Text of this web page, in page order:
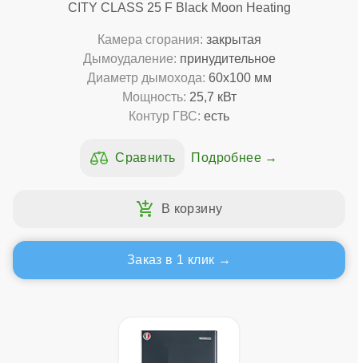
CITY CLASS 25 F Black Moon Heating
Камера сгорания: закрытая
Дымоудаление: принудительное
Диаметр дымохода: 60x100 мм
Мощность: 25,7 кВт
Контур ГВС: есть
Подробнее
Заказ в 1 клик